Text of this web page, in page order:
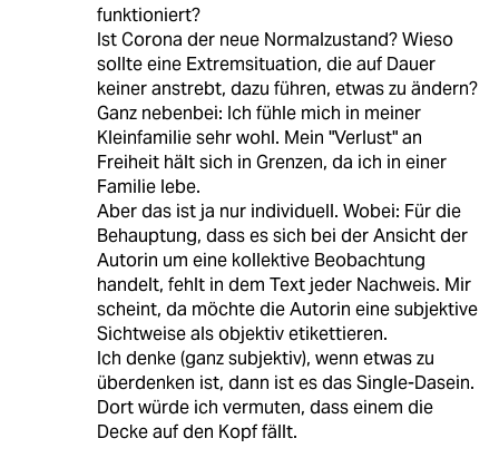
funktioniert?
Ist Corona der neue Normalzustand? Wieso
sollte eine Extremsituation, die auf Dauer
keiner anstrebt, dazu führen, etwas zu ändern?
Ganz nebenbei: Ich fühle mich in meiner
Kleinfamilie sehr wohl. Mein "Verlust" an
Freiheit hält sich in Grenzen, da ich in einer
Familie lebe.
Aber das ist ja nur individuell. Wobei: Für die
Behauptung, dass es sich bei der Ansicht der
Autorin um eine kollektive Beobachtung
handelt, fehlt in dem Text jeder Nachweis. Mir
scheint, da möchte die Autorin eine subjektive
Sichtweise als objektiv etikettieren.
Ich denke (ganz subjektiv), wenn etwas zu
überdenken ist, dann ist es das Single-Dasein.
Dort würde ich vermuten, dass einem die
Decke auf den Kopf fällt.